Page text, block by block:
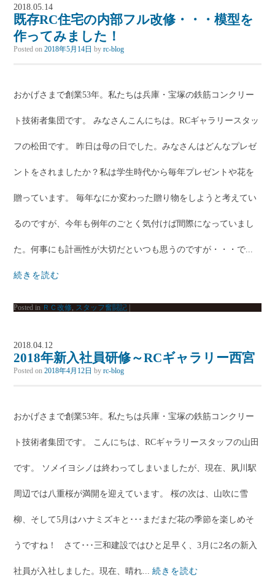
2018.05.14
既存RC住宅の内部フル改修・・・模型を
作ってみました！
Posted on2018年5月14日 byrc-blog
おかげさまで創業53年。私たちは兵庫・宝塚の鉄筋コンクリー
ト技術者集団です。 みなさんこんにちは。RCギャラリースタッ
フの松田です。 昨日は母の日でした。みなさんはどんなプレゼ
ントをされましたか？私は学生時代から毎年プレゼントや花を
贈っています。 毎年なにか変わった贈り物をしようと考えてい
るのですが、今年も例年のごとく気付けば間際になっていまし
た。何事にも計画性が大切だといつも思うのですが・・・で...
続きを読む
Posted in ＲＣ改修, スタッフ奮闘記
2018.04.12
2018年新入社員研修～RCギャラリー西宮
Posted on2018年4月12日 byrc-blog
おかげさまで創業53年。私たちは兵庫・宝塚の鉄筋コンクリー
ト技術者集団です。 こんにちは、RCギャラリースタッフの山田
です。 ソメイヨシノは終わってしまいましたが、現在、夙川駅
周辺では八重桜が満開を迎えています。 桜の次は、山吹に雪
柳、そして5月はハナミズキと･･･まだまだ花の季節を楽しめそ
うですね！ さて･･･三和建設ではひと足早く、3月に2名の新入
社員が入社しました。現在、晴れ...続きを読む